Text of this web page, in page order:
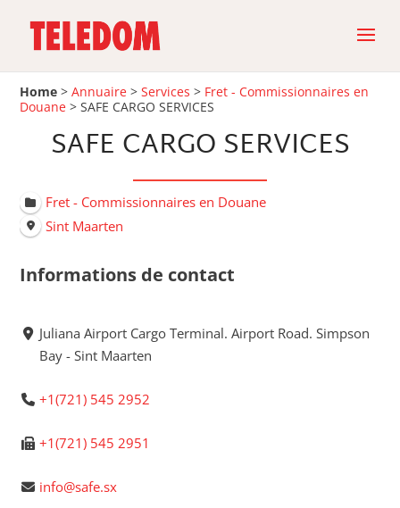
Home >Annuaire >Services > Fret - Commissionnaires en
Douane >SAFE CARGO SERVICES
SAFE CARGO SERVICES
Fret - Commissionnaires en Douane
Sint Maarten
Informations de contact
Juliana Airport Cargo Terminal. Airport Road. Simpson
Bay - Sint Maarten
+1(721) 545 2952
+1(721) 545 2951
info@safe.sx